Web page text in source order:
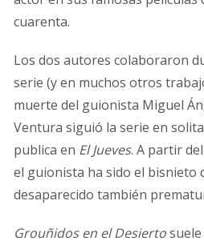
cuarenta.
Los dos autores colaboraron
serie (y en muchos otros
muerte del guionista Miguel
Ventura siguió la serie en
publica en El Jueves. A partir
el guionista ha sido el bisnieto
desaparecido también
Grouñidos en el Desiertosuele